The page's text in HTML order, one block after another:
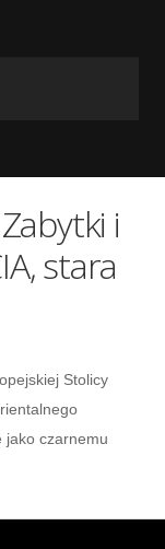
i
stara
Stolicy
jako czarnemu